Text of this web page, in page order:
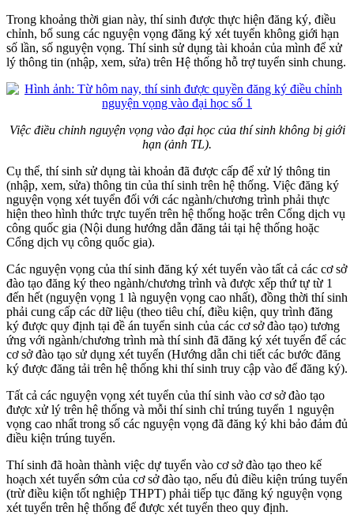
Trong khoảng thời gian này, thí sinh được thực hiện đăng ký, điều
chỉnh, bổ sung các nguyện vọng đăng ký xét tuyển không giới hạn
số lần, số nguyện vọng. Thí sinh sử dụng tài khoản của mình để xử
lý thông tin (nhập, xem, sửa) trên Hệ thống hỗ trợ tuyển sinh chung.
Việc điều chỉnh nguyện vọng vào đại học của thí sinh không bị giới
hạn (ảnh TL).
Cụ thể, thí sinh sử dụng tài khoản đã được cấp để xử lý thông tin
(nhập, xem, sửa) thông tin của thí sinh trên hệ thống. Việc đăng ký
nguyện vọng xét tuyển đối với các ngành/chương trình phải thực
hiện theo hình thức trực tuyến trên hệ thống hoặc trên Cổng dịch vụ
công quốc gia (Nội dung hướng dẫn đăng tải tại hệ thống hoặc
Cổng dịch vụ công quốc gia).
Các nguyện vọng của thí sinh đăng ký xét tuyển vào tất cả các cơ sở
đào tạo đăng ký theo ngành/chương trình và được xếp thứ tự từ 1
đến hết (nguyện vọng 1 là nguyện vọng cao nhất), đồng thời thí sinh
phải cung cấp các dữ liệu (theo tiêu chí, điều kiện, quy trình đăng
ký được quy định tại đề án tuyển sinh của các cơ sở đào tạo) tương
ứng với ngành/chương trình mà thí sinh đã đăng ký xét tuyển để các
cơ sở đào tạo sử dụng xét tuyển (Hướng dẫn chi tiết các bước đăng
ký được đăng tải trên hệ thống khi thí sinh truy cập vào để đăng ký).
Tất cả các nguyện vọng xét tuyển của thí sinh vào cơ sở đào tạo
được xử lý trên hệ thống và mỗi thí sinh chỉ trúng tuyển 1 nguyện
vọng cao nhất trong số các nguyện vọng đã đăng ký khi bảo đảm đủ
điều kiện trúng tuyển.
Thí sinh đã hoàn thành việc dự tuyển vào cơ sở đào tạo theo kế
hoạch xét tuyển sớm của cơ sở đào tạo, nếu đủ điều kiện trúng tuyển
(trừ điều kiện tốt nghiệp THPT) phải tiếp tục đăng ký nguyện vọng
xét tuyển trên hệ thống để được xét tuyển theo quy định.